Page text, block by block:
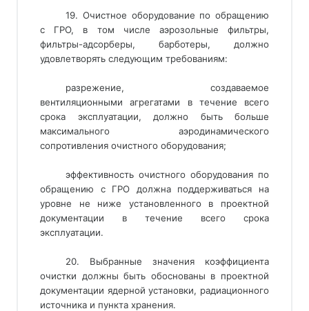
19. Очистное оборудование по обращению
с ГРО, в том числе аэрозольные фильтры,
фильтры-адсорберы, барботеры, должно
удовлетворять следующим требованиям:
разрежение, создаваемое
вентиляционными агрегатами в течение всего
срока эксплуатации, должно быть больше
максимального аэродинамического
сопротивления очистного оборудования;
эффективность очистного оборудования по
обращению с ГРО должна поддерживаться на
уровне не ниже установленного в проектной
документации в течение всего срока
эксплуатации.
20. Выбранные значения коэффициента
очистки должны быть обоснованы в проектной
документации ядерной установки, радиационного
источника и пункта хранения.